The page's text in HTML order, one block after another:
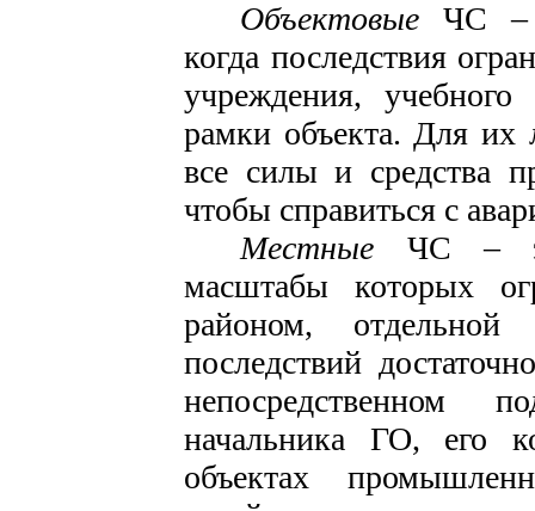
Объектовые ЧС –
когда последствия
учреж­дения,
рамки объек­та. Для их
все силы и сред­ства
чтобы справиться с
Местные ЧС –
масшта­бы которых
районом,
последствий
непосредственном
начальника ГО, его
объектах